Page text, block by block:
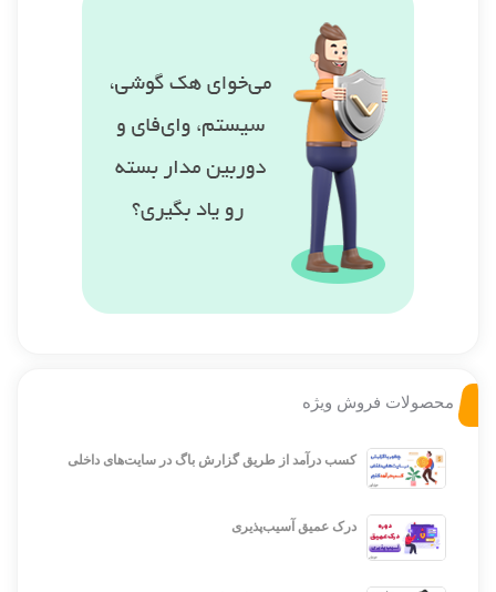
محصولات فروش ویژه
کسب درآمد از طریق گزارش باگ در سایت‌های داخلی
درک عمیق آسیب‌پذیری